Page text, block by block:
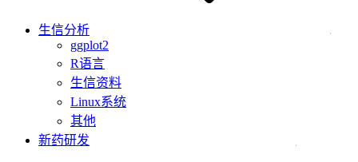
生信分析
ggplot2
R语言
生信资料
Linux系统
其他
新药研发